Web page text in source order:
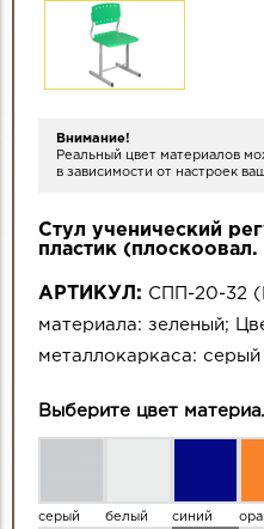
Внимание!
Реальный цвет материалов
в зависимости от настроек
Стул ученический
пластик (плоскоовал.
АРТИКУЛ: СПП-20-32 (
материала: зеленый;
металлокаркаса:
Выберите цвет
серый белый синий